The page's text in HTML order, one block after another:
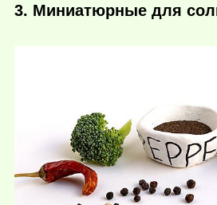
3. Миниатюрные для